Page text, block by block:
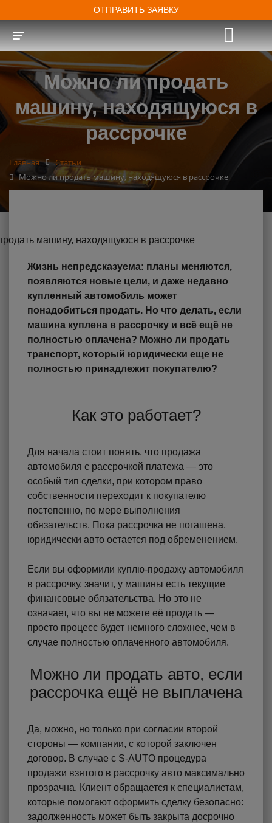
ОТПРАВИТЬ ЗАЯВКУ
Можно ли продать
машину, находящуюся в
рассрочке
Главная
Статьи
Можно ли продать машину, находящуюся в рассрочке
Жизнь непредсказуема: планы меняются,
появляются новые цели, и даже недавно
купленный автомобиль может
понадобиться продать. Но что делать, если
машина куплена в рассрочку и всё ещё не
полностью оплачена? Можно ли продать
транспорт, который юридически еще не
полностью принадлежит покупателю?
Как это работает?
Для начала стоит понять, что продажа
автомобиля с рассрочкой платежа — это
особый тип сделки, при котором право
собственности переходит к покупателю
постепенно, по мере выполнения
обязательств. Пока рассрочка не погашена,
юридически авто остается под обременением.
Если вы оформили куплю-продажу автомобиля
в рассрочку, значит, у машины есть текущие
финансовые обязательства. Но это не
означает, что вы не можете её продать —
просто процесс будет немного сложнее, чем в
случае полностью оплаченного автомобиля.
Можно ли продать авто, если
рассрочка ещё не выплачена
Да, можно, но только при согласии второй
стороны — компании, с которой заключен
договор. В случае с S-AUTO процедура
продажи взятого в рассрочку авто максимально
прозрачна. Клиент обращается к специалистам,
которые помогают оформить сделку безопасно:
задолженность может быть закрыта досрочно